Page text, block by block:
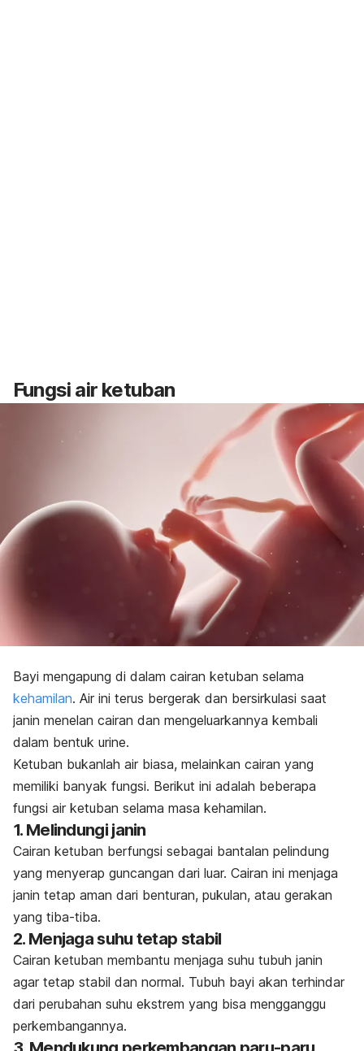
Fungsi air ketuban
Bayi mengapung di dalam cairan ketuban selama
kehamilan. Air ini terus bergerak dan bersirkulasi saat
janin menelan cairan dan mengeluarkannya kembali
dalam bentuk urine.
Ketuban bukanlah air biasa, melainkan cairan yang
memiliki banyak fungsi. Berikut ini adalah beberapa
fungsi air ketuban selama masa kehamilan.
1. Melindungi janin
Cairan ketuban berfungsi sebagai bantalan pelindung
yang menyerap guncangan dari luar. Cairan ini menjaga
janin tetap aman dari benturan, pukulan, atau gerakan
yang tiba-tiba.
2. Menjaga suhu tetap stabil
Cairan ketuban membantu menjaga suhu tubuh janin
agar tetap stabil dan normal. Tubuh bayi akan terhindar
dari perubahan suhu ekstrem yang bisa mengganggu
perkembangannya.